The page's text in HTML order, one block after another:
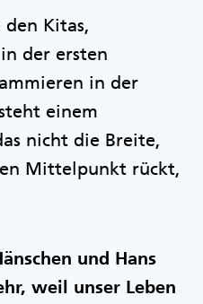
den Kitas,
der ersten
in der
einem
nicht die Breite,
Mittelpunkt rückt,
und Hans
weil unser Leben